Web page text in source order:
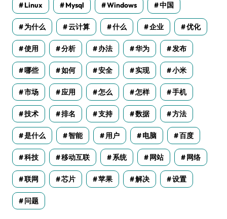
Linux Mysql Windows 中国
为什么 云计算 什么 企业 优化
使用 分析 办法 华为 发布
哪些 如何 安全 实现 小米
市场 应用 怎么 怎样 手机
技术 排名 支持 数据 方法
是什么 智能 用户 电脑 百度
科技 移动互联 系统 网站 网络
联网 芯片 苹果 解决 设置
问题